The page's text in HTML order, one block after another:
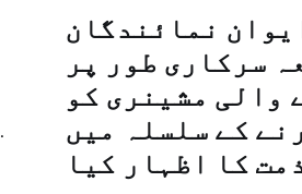
نمائندگان
سرکاری طور پر
والی مشینری کو
کے سلسلہ میں
کا اظہار کیا